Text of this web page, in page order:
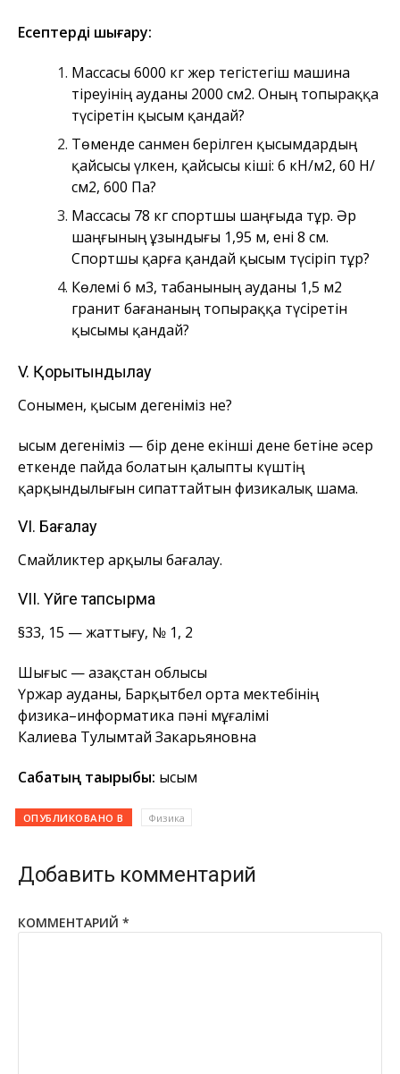
Есептерді шығару:
Массасы 6000 кг жер тегістегіш машина
тіреуінің ауданы 2000 см2. Оның топыраққа
түсіретін қысым қандай?
Төменде санмен берілген қысымдардың
қайсысы үлкен, қайсысы кіші: 6 кН/м2, 60 Н/
см2, 600 Па?
Массасы 78 кг спортшы шаңғыда тұр. Әр
шаңғының ұзындығы 1,95 м, ені 8 см.
Спортшы қарға қандай қысым түсіріп тұр?
Көлемі 6 м3, табанының ауданы 1,5 м2
гранит бағананың топыраққа түсіретін
қысымы қандай?
V. Қорытындылау
Сонымен, қысым дегеніміз не?
Қысым дегеніміз — бір дене екінші дене бетіне әсер
еткенде пайда болатын қалыпты күштің
қарқындылығын сипаттайтын физикалық шама.
VI. Бағалау
Смайликтер арқылы бағалау.
VII. Үйге тапсырма
§33, 15 — жаттығу, № 1, 2
Шығыс — Қазақстан облысы
Үржар ауданы, Барқытбел орта мектебінің
физика–информатика пәні мұғалімі
Калиева Тулымтай Закарьяновна
Сабақтың тақырыбы: Қысым
ОПУБЛИКОВАНО В Физика
Добавить комментарий
КОММЕНТАРИЙ *